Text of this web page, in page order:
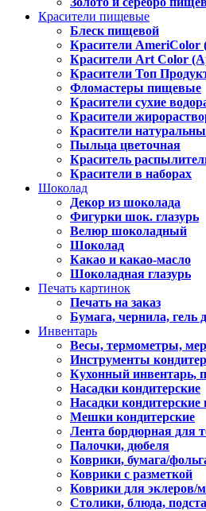
Красители пищевые
Блеск пищевой
Красители AmeriColor
Красители Art Color
Красители Топ
Фломастеры пищевые
Красители сухие
Красители
Красители
Пыльца цветочная
Краситель
Красители в наборах
Шоколад
Декор из шоколада
Фигурки шок. глазурь
Велюр шоколадный
Шоколад
Какао и какао-масло
Шоколадная глазурь
Печать картинок
Печать на заказ
Бумага, чернила, гель
Инвентарь
Весы, термометры,
Инструменты
Кухонный инвентарь,
Насадки кондитерские
Насадки кондитерские
Мешки кондитерские
Лента бордюрная для
Палочки, дюбеля
Коврики, бумага/
Коврики с разметкой
Коврики для эклеров/
Столики, блюда,